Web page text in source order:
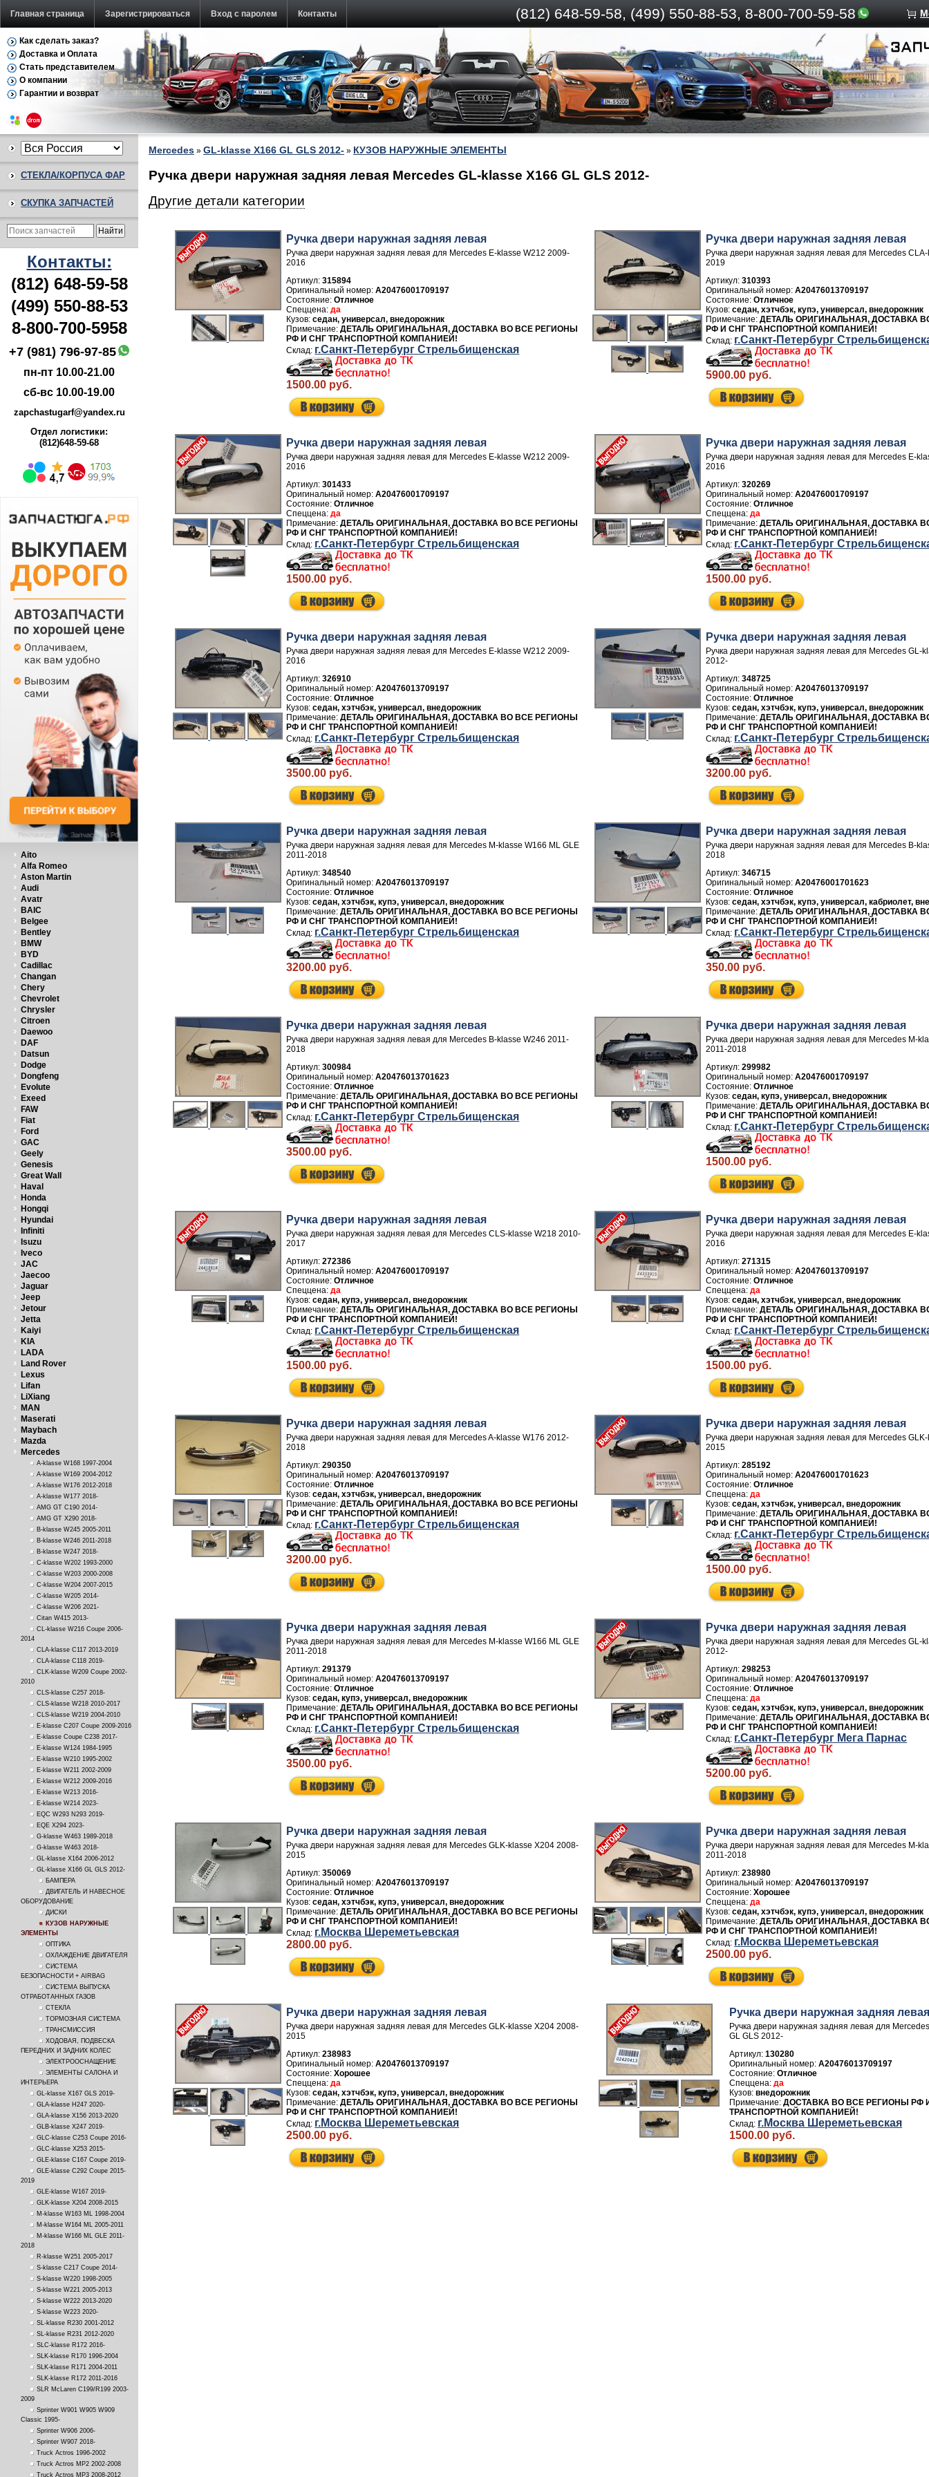
Главная страница Зарегистрироваться Вход с паролем Контакты (812) 648-59-58, (499) 550-88-53, 8-800-700-59-58
Как сделать заказ?
Доставка и Оплата
Стать представителем
О компании
Гарантии и возврат
СТЕКЛА/КОРПУСА ФАР
СКУПКА ЗАПЧАСТЕЙ
Контакты:
(812) 648-59-58
(499) 550-88-53
8-800-700-5958
+7 (981) 796-97-85
пн-пт 10.00-21.00
сб-вс 10.00-19.00
zapchastugarf@yandex.ru
Отдел логистики:
(812)648-59-68
Aito
Alfa Romeo
Aston Martin
Audi
Avatr
BAIC
Belgee
Bentley
BMW
BYD
Cadillac
Changan
Chery
Chevrolet
Chrysler
Citroen
Daewoo
DAF
Datsun
Dodge
Dongfeng
Evolute
Exeed
FAW
Fiat
Ford
GAC
Geely
Genesis
Great Wall
Haval
Honda
Hongqi
Hyundai
Infiniti
Isuzu
Iveco
JAC
Jaecoo
Jaguar
Jeep
Jetour
Jetta
Kaiyi
KIA
LADA
Land Rover
Lexus
Lifan
LiXiang
MAN
Maserati
Maybach
Mazda
Mercedes
A-klasse W168 1997-2004
A-klasse W169 2004-2012
A-klasse W176 2012-2018
A-klasse W177 2018-
AMG GT C190 2014-
AMG GT X290 2018-
B-klasse W245 2005-2011
B-klasse W246 2011-2018
B-klasse W247 2018-
C-klasse W202 1993-2000
C-klasse W203 2000-2008
C-klasse W204 2007-2015
C-klasse W205 2014-
C-klasse W206 2021-
Citan W415 2013-
CL-klasse W216 Coupe 2006-
2014
CLA-klasse C117 2013-2019
CLA-klasse C118 2019-
CLK-klasse W209 Coupe 2002-
2010
CLS-klasse C257 2018-
CLS-klasse W218 2010-2017
CLS-klasse W219 2004-2010
E-klasse C207 Coupe 2009-2016
E-klasse Coupe C238 2017-
E-klasse W124 1984-1995
E-klasse W210 1995-2002
E-klasse W211 2002-2009
E-klasse W212 2009-2016
E-klasse W213 2016-
E-klasse W214 2023-
EQC W293 N293 2019-
EQE X294 2023-
G-klasse W463 1989-2018
G-klasse W463 2018-
GL-klasse X164 2006-2012
GL-klasse X166 GL GLS 2012-
БАМПЕРА
ДВИГАТЕЛЬ И НАВЕСНОЕ
ОБОРУДОВАНИЕ
ДИСКИ
КУЗОВ НАРУЖНЫЕ
ЭЛЕМЕНТЫ
ОПТИКА
ОХЛАЖДЕНИЕ ДВИГАТЕЛЯ
СИСТЕМА
БЕЗОПАСНОСТИ + AIRBAG
СИСТЕМА ВЫПУСКА
ОТРАБОТАННЫХ ГАЗОВ
СТЕКЛА
ТОРМОЗНАЯ СИСТЕМА
ТРАНСМИССИЯ
ХОДОВАЯ, ПОДВЕСКА
ПЕРЕДНИХ И ЗАДНИХ КОЛЕС
ЭЛЕКТРООСНАЩЕНИЕ
ЭЛЕМЕНТЫ САЛОНА И
ИНТЕРЬЕРА
GL-klasse X167 GLS 2019-
GLA-klasse H247 2020-
GLA-klasse X156 2013-2020
GLB-klasse X247 2019-
GLC-klasse C253 Coupe 2016-
GLC-klasse X253 2015-
GLE-klasse C167 Coupe 2019-
GLE-klasse C292 Coupe 2015-
2019
GLE-klasse W167 2019-
GLK-klasse X204 2008-2015
M-klasse W163 ML 1998-2004
M-klasse W164 ML 2005-2011
M-klasse W166 ML GLE 2011-
2018
R-klasse W251 2005-2017
S-klasse C217 Coupe 2014-
S-klasse W220 1998-2005
S-klasse W221 2005-2013
S-klasse W222 2013-2020
S-klasse W223 2020-
SL-klasse R230 2001-2012
SL-klasse R231 2012-2020
SLC-klasse R172 2016-
SLK-klasse R170 1996-2004
SLK-klasse R171 2004-2011
SLK-klasse R172 2011-2016
SLR McLaren C199/R199 2003-
2009
Sprinter W901 W905 W909
Classic 1995-
Sprinter W906 2006-
Sprinter W907 2018-
Truck Actros 1996-2002
Truck Actros MP2 2002-2008
Truck Actros MP3 2008-2012
Mercedes » GL-klasse X166 GL GLS 2012- » КУЗОВ НАРУЖНЫЕ ЭЛЕМЕНТЫ
Ручка двери нaружная задняя левая Mercedes GL-klasse X166 GL GLS 2012-
Другие детали категории
Ручка двери нaружная задняя левая
Ручка двери нaружная задняя левая для Mercedes E-klasse W212 2009-
2016
Артикул:315894
A20476001709197
Отличное
да
седан, универсал, внедорожник
ДЕТАЛЬ ОРИГИНАЛЬНАЯ, ДОСТАВКА ВО ВСЕ РЕГИОНЫ
РФ И СНГ ТРАНСПОРТНОЙ КОМПАНИЕЙ!
г.Санкт-Петербург Стрельбищенская
1500.00 руб.
Ручка двери нaружная задняя левая
Ручка двери нaружная задняя левая для Mercedes
2019
Артикул:310393
A20476013709197
Отличное
седан, хэтчбэк, купэ, универсал, внедорожник
ДЕТАЛЬ ОРИГИНАЛЬНАЯ, ДОСТАВКА
РФ И СНГ ТРАНСПОРТНОЙ КОМПАНИЕЙ!
г.Санкт-Петербург
5900.00 руб.
Ручка двери нaружная задняя левая
Ручка двери нaружная задняя левая для Mercedes E-klasse W212 2009-
2016
Артикул:301433
A20476001709197
Отличное
да
ДЕТАЛЬ ОРИГИНАЛЬНАЯ, ДОСТАВКА ВО ВСЕ РЕГИОНЫ
РФ И СНГ ТРАНСПОРТНОЙ КОМПАНИЕЙ!
г.Санкт-Петербург Стрельбищенская
1500.00 руб.
Ручка двери нaружная задняя левая
Ручка двери нaружная задняя левая для Mercedes E-
2016
Артикул:320269
A20476001709197
Отличное
да
ДЕТАЛЬ ОРИГИНАЛЬНАЯ, ДОСТАВКА
РФ И СНГ ТРАНСПОРТНОЙ КОМПАНИЕЙ!
г.Санкт-Петербург
1500.00 руб.
Ручка двери нaружная задняя левая
Ручка двери нaружная задняя левая для Mercedes E-klasse W212 2009-
2016
Артикул:326910
A20476013709197
Отличное
седан, хэтчбэк, универсал, внедорожник
ДЕТАЛЬ ОРИГИНАЛЬНАЯ, ДОСТАВКА ВО ВСЕ РЕГИОНЫ
РФ И СНГ ТРАНСПОРТНОЙ КОМПАНИЕЙ!
г.Санкт-Петербург Стрельбищенская
3500.00 руб.
Ручка двери нaружная задняя левая
Ручка двери нaружная задняя левая для Mercedes GL-
2012-
Артикул:348725
A20476013709197
Отличное
седан, хэтчбэк, купэ, универсал, внедорожник
ДЕТАЛЬ ОРИГИНАЛЬНАЯ, ДОСТАВКА
РФ И СНГ ТРАНСПОРТНОЙ КОМПАНИЕЙ!
г.Санкт-Петербург
3200.00 руб.
Ручка двери нaружная задняя левая
Ручка двери нaружная задняя левая для Mercedes M-klasse W166 ML GLE
2011-2018
Артикул:348540
A20476013709197
Отличное
седан, хэтчбэк, купэ, универсал, внедорожник
ДЕТАЛЬ ОРИГИНАЛЬНАЯ, ДОСТАВКА ВО ВСЕ РЕГИОНЫ
РФ И СНГ ТРАНСПОРТНОЙ КОМПАНИЕЙ!
г.Санкт-Петербург Стрельбищенская
3200.00 руб.
Ручка двери нaружная задняя левая
Ручка двери нaружная задняя левая для Mercedes B-
2018
Артикул:346715
A20476001701623
Отличное
седан, хэтчбэк, купэ, универсал, кабриолет,
ДЕТАЛЬ ОРИГИНАЛЬНАЯ, ДОСТАВКА
РФ И СНГ ТРАНСПОРТНОЙ КОМПАНИЕЙ!
г.Санкт-Петербург
350.00 руб.
Ручка двери нaружная задняя левая
Ручка двери нaружная задняя левая для Mercedes B-klasse W246 2011-
2018
Артикул:300984
A20476013701623
Отличное
ДЕТАЛЬ ОРИГИНАЛЬНАЯ, ДОСТАВКА ВО ВСЕ РЕГИОНЫ
РФ И СНГ ТРАНСПОРТНОЙ КОМПАНИЕЙ!
г.Санкт-Петербург Стрельбищенская
3500.00 руб.
Ручка двери нaружная задняя левая
Ручка двери нaружная задняя левая для Mercedes M-
2011-2018
Артикул:299982
A20476001709197
Отличное
седан, купэ, универсал, внедорожник
ДЕТАЛЬ ОРИГИНАЛЬНАЯ, ДОСТАВКА
РФ И СНГ ТРАНСПОРТНОЙ КОМПАНИЕЙ!
г.Санкт-Петербург
1500.00 руб.
Ручка двери нaружная задняя левая
Ручка двери нaружная задняя левая для Mercedes CLS-klasse W218 2010-
2017
Артикул:272386
A20476001709197
Отличное
да
седан, купэ, универсал, внедорожник
ДЕТАЛЬ ОРИГИНАЛЬНАЯ, ДОСТАВКА ВО ВСЕ РЕГИОНЫ
РФ И СНГ ТРАНСПОРТНОЙ КОМПАНИЕЙ!
г.Санкт-Петербург Стрельбищенская
1500.00 руб.
Ручка двери нaружная задняя левая
Ручка двери нaружная задняя левая для Mercedes E-
2016
Артикул:271315
A20476013709197
Отличное
да
седан, хэтчбэк, универсал, внедорожник
ДЕТАЛЬ ОРИГИНАЛЬНАЯ, ДОСТАВКА
РФ И СНГ ТРАНСПОРТНОЙ КОМПАНИЕЙ!
г.Санкт-Петербург
1500.00 руб.
Ручка двери нaружная задняя левая
Ручка двери нaружная задняя левая для Mercedes A-klasse W176 2012-
2018
Артикул:290350
A20476013709197
Отличное
седан, хэтчбэк, универсал, внедорожник
ДЕТАЛЬ ОРИГИНАЛЬНАЯ, ДОСТАВКА ВО ВСЕ РЕГИОНЫ
РФ И СНГ ТРАНСПОРТНОЙ КОМПАНИЕЙ!
г.Санкт-Петербург Стрельбищенская
3200.00 руб.
Ручка двери нaружная задняя левая
Ручка двери нaружная задняя левая для Mercedes
2015
Артикул:285192
A20476001701623
Отличное
да
седан, хэтчбэк, универсал, внедорожник
ДЕТАЛЬ ОРИГИНАЛЬНАЯ, ДОСТАВКА
РФ И СНГ ТРАНСПОРТНОЙ КОМПАНИЕЙ!
г.Санкт-Петербург
1500.00 руб.
Ручка двери нaружная задняя левая
Ручка двери нaружная задняя левая для Mercedes M-klasse W166 ML GLE
2011-2018
Артикул:291379
A20476013709197
Отличное
седан, купэ, универсал, внедорожник
ДЕТАЛЬ ОРИГИНАЛЬНАЯ, ДОСТАВКА ВО ВСЕ РЕГИОНЫ
РФ И СНГ ТРАНСПОРТНОЙ КОМПАНИЕЙ!
г.Санкт-Петербург Стрельбищенская
3500.00 руб.
Ручка двери нaружная задняя левая
Ручка двери нaружная задняя левая для Mercedes GL-
2012-
Артикул:298253
A20476013709197
Отличное
да
седан, хэтчбэк, купэ, универсал, внедорожник
ДЕТАЛЬ ОРИГИНАЛЬНАЯ, ДОСТАВКА
РФ И СНГ ТРАНСПОРТНОЙ КОМПАНИЕЙ!
г.Санкт-Петербург Мега Парнас
5200.00 руб.
Ручка двери нaружная задняя левая
Ручка двери нaружная задняя левая для Mercedes GLK-klasse X204 2008-
2015
Артикул:350069
A20476013709197
Отличное
седан, хэтчбэк, купэ, универсал, внедорожник
ДЕТАЛЬ ОРИГИНАЛЬНАЯ, ДОСТАВКА ВО ВСЕ РЕГИОНЫ
РФ И СНГ ТРАНСПОРТНОЙ КОМПАНИЕЙ!
г.Москва Шереметьевская
2800.00 руб.
Ручка двери нaружная задняя левая
Ручка двери нaружная задняя левая для Mercedes M-
2011-2018
Артикул:238980
A20476013709197
Хорошее
да
седан, хэтчбэк, купэ, универсал, внедорожник
ДЕТАЛЬ ОРИГИНАЛЬНАЯ, ДОСТАВКА
РФ И СНГ ТРАНСПОРТНОЙ КОМПАНИЕЙ!
г.Москва Шереметьевская
2500.00 руб.
Ручка двери нaружная задняя левая
Ручка двери нaружная задняя левая для Mercedes GLK-klasse X204 2008-
2015
Артикул:238983
A20476013709197
Хорошее
да
седан, хэтчбэк, купэ, универсал, внедорожник
ДЕТАЛЬ ОРИГИНАЛЬНАЯ, ДОСТАВКА ВО ВСЕ РЕГИОНЫ
РФ И СНГ ТРАНСПОРТНОЙ КОМПАНИЕЙ!
г.Москва Шереметьевская
2500.00 руб.
Ручка двери нaружная задняя
Ручка двери нaружная задняя левая для
GL GLS 2012-
Артикул:130280
A20476013709197
Отличное
да
внедорожник
ДОСТАВКА ВО ВСЕ РЕГИОНЫ РФ
ТРАНСПОРТНОЙ КОМПАНИЕЙ!
г.Москва Шереметьевская
1500.00 руб.